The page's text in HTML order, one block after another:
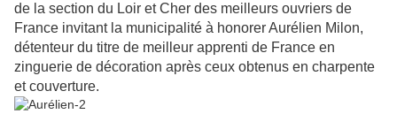
de la section du Loir et Cher des meilleurs ouvriers de
France invitant la municipalité à honorer Aurélien Milon,
détenteur du titre de meilleur apprenti de France en
zinguerie de décoration après ceux obtenus en charpente
et couverture.